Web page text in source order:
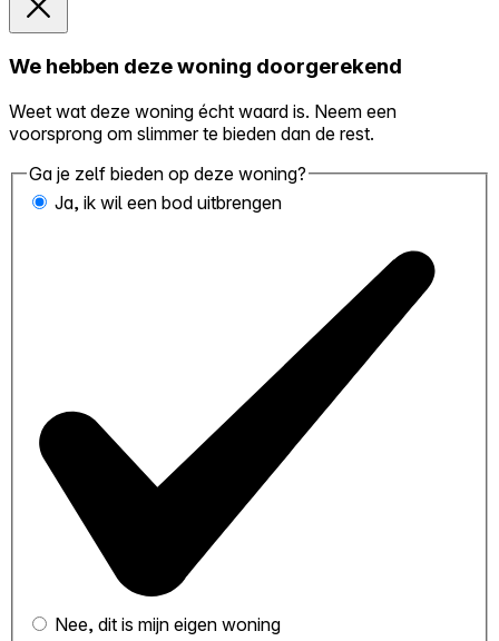
We hebben deze woning doorgerekend
Weet wat deze woning écht waard is. Neem een
voorsprong om slimmer te bieden dan de rest.
Ga je zelf bieden op deze woning?
Ja, ik wil een bod uitbrengen
Nee, dit is mijn eigen woning